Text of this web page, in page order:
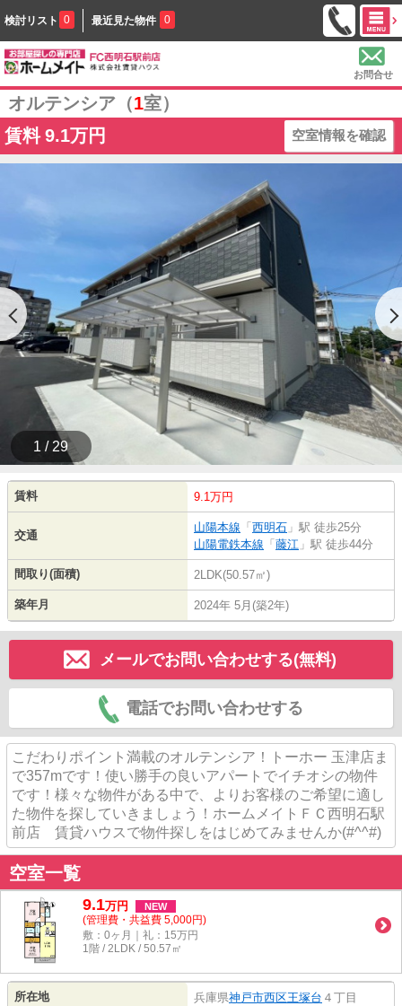
検討リスト 0 最近見た物件 0
お問合せ
オルテンシア（1室）
賃料 9.1万円 空室情報を確認
1 / 29
賃料 9.1万円
交通
山陽本線 「 西明石 」駅 徒歩25分
山陽電鉄本線 「 藤江 」駅 徒歩44分
間取り(面積) 2LDK(50.57㎡)
築年月 2024年 5月(築2年)
メールでお問い合わせする(無料)
電話でお問い合わせする
こだわりポイント満載のオルテンシア！トーホー 玉津店ま
で357mです！使い勝手の良いアパートでイチオシの物件
です！様々な物件がある中で、よりお客様のご希望に適し
た物件を探していきましょう！ホームメイトＦＣ西明石駅
前店 賃貸ハウスで物件探しをはじめてみませんか(#^^#)
空室一覧
9.1万円 NEW
(管理費・共益費 5,000円)
敷：0ヶ月｜礼：15万円
1階 / 2LDK / 50.57㎡
所在地 兵庫県神戸市西区王塚台 ４丁目